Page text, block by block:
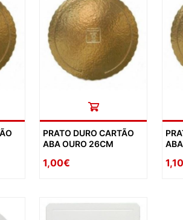
PRATO DURO CARTÃO
ABA OURO 26CM
1,00€